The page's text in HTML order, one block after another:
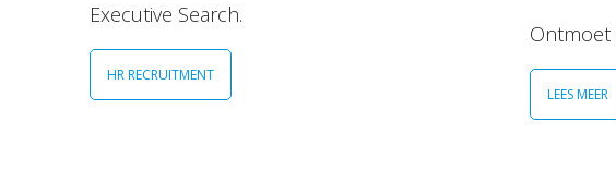
Executive Search.
HR RECRUITMENT
Ontmoet
LEES MEER